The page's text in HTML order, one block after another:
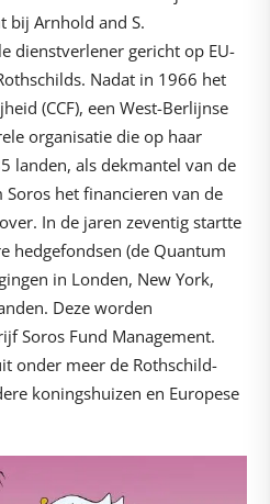
bij Arnhold and S.
dienstverlener gericht op EU-
Nadat in 1966 het
(CCF), een West-Berlijnse
organisatie die op haar
landen, als dekmantel van de
het financieren van de
In de jaren zeventig startte
hedgefondsen (de Quantum
in Londen, New York,
Deze worden
Soros Fund Management.
onder meer de Rothschild-
koningshuizen en Europese